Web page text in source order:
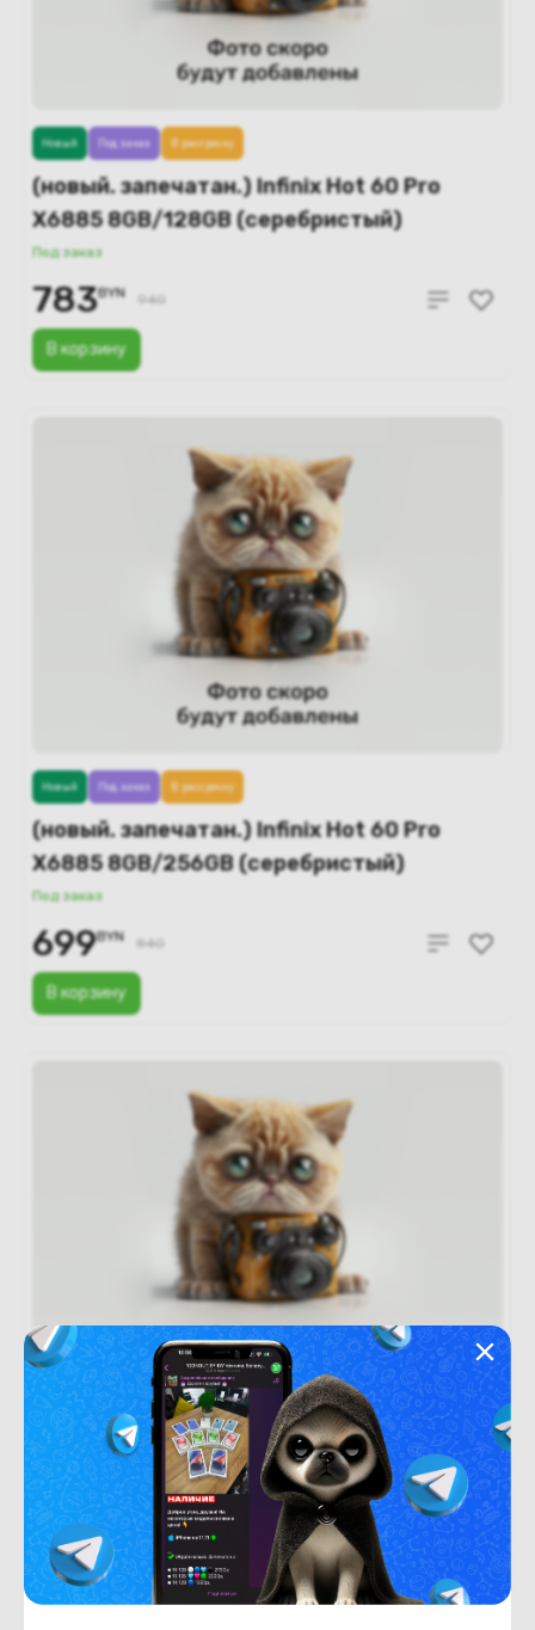
(новый. запечатан.) Infinix Hot 60 Pro
X6885 8GB/128GB (серебристый)
Под заказ
В корзину
Новый Под заказ В рассрочку
783BYN 940
(новый. запечатан.) Infinix Hot 60 Pro
X6885 8GB/256GB (серебристый)
Под заказ
В корзину
Новый Под заказ В рассрочку
699BYN 840
(новый. запечатан.) Infinix Hot 60 Pro
X6885 8GB/128GB (черный)
Под заказ
Новый Под заказ В рассрочку
619BYN 750